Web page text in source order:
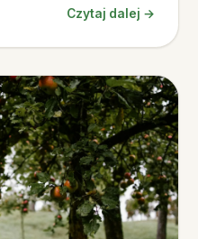
Czytaj dalej →